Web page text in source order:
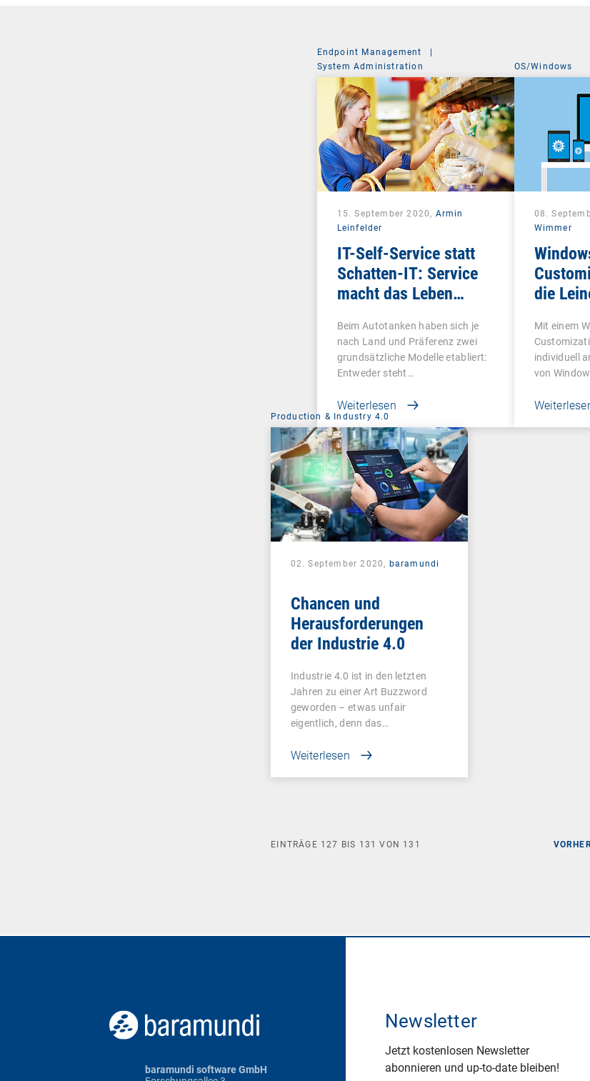
Endpoint Management
|
System Administration
15. September 2020, Armin
Leinfelder
IT-Self-Service statt
Schatten-IT: Service
macht das Leben
Beim Autotanken haben sich je
nach Land und Präferenz zwei
grundsätzliche Modelle etabliert:
Entweder steht…
Weiterlesen
OS/Windows
08.
Wimmer
die
Mit einem
individuell
von
Production & Industry 4.0
02. September 2020, baramundi
Chancen und
Herausforderungen
der Industrie 4.0
Industrie 4.0 ist in den letzten
Jahren zu einer Art Buzzword
geworden – etwas unfair
eigentlich, denn das…
Weiterlesen
EINTRÄGE 127 BIS 131 VON 131
baramundi software GmbH
Newsletter
Jetzt kostenlosen Newsletter
abonnieren und up-to-date bleiben!